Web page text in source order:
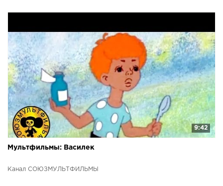
9:42
Мультфильмы: Василек
Канал СОЮЗМУЛЬТФИЛЬМЫ